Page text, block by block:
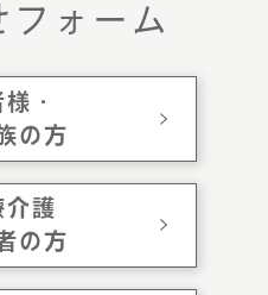
フォーム
・
の方
介護
の方